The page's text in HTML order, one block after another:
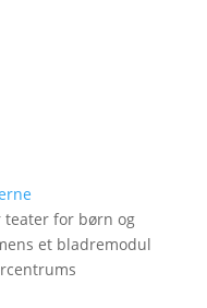
teater for børn og
et bladremodul